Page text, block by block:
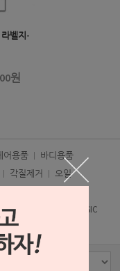
벨지-
원
어용품
바디용품
각질제거
오일
오일
NATURAL BASIC
트라벨지